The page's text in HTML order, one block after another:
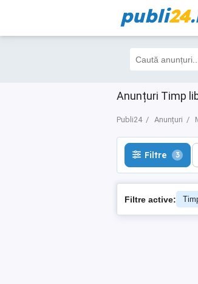
publi24
Anunțuri Timp
Publi24 Anunțuri
Filtre 3
Filtre 3
Filtre active: